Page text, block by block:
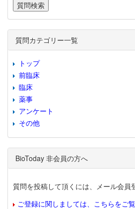
質問カテゴリー一覧
トップ
前臨床
臨床
薬事
アンケート
その他
BioToday 非会員の方へ
質問を投稿して頂くには、メール会員
ご登録に関しましては、こちらをご覧